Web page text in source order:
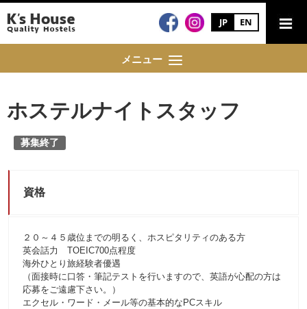
JP EN
メニュー
ホステルナイトスタッフ
募集終了
資格
２０～４５歳位までの明るく、ホスピタリティのある方
英会話力 TOEIC700点程度
海外ひとり旅経験者優遇
（面接時に口答・筆記テストを行いますので、英語が心配の方は
応募をご遠慮下さい。）
エクセル・ワード・メール等の基本的なPCスキル